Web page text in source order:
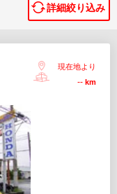
詳細絞り込み
現在地より
-- km